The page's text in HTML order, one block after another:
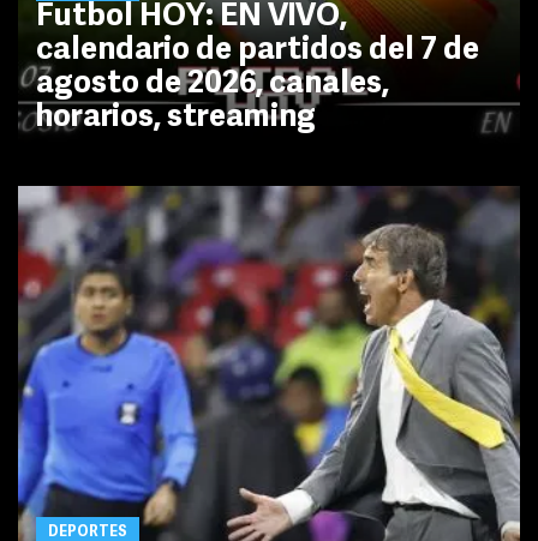
Futbol HOY: EN VIVO,
calendario de partidos del 7 de
agosto de 2026, canales,
horarios, streaming
DEPORTES